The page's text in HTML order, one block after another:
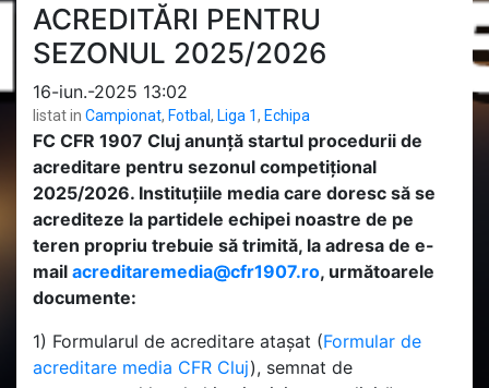
ACREDITĂRI PENTRU
SEZONUL 2025/2026
16-iun.-2025 13:02
listat in Campionat, Fotbal , Liga 1, Echipa
FC CFR 1907 Cluj anunţă startul procedurii de
acreditare pentru sezonul competițional
2025/2026. Instituțiile media care doresc să se
acrediteze la partidele echipei noastre de pe
teren propriu trebuie să trimită, la adresa de e-
mail acreditaremedia@cfr1907.ro, următoarele
documente:
1) Formularul de acreditare atașat (Formular de
acreditare media CFR Cluj), semnat de